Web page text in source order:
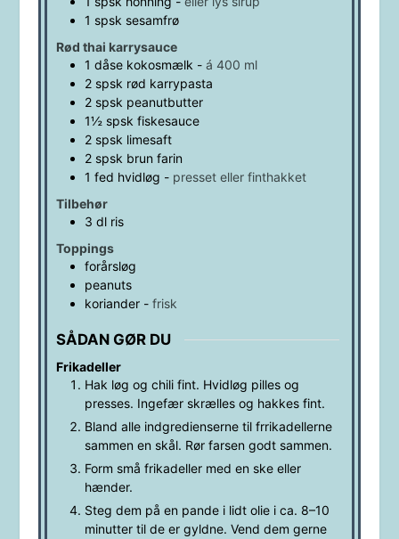
1 spsk sesamfrø
Rød thai karrysauce
1 dåse kokosmælk - á 400 ml
2 spsk rød karrypasta
2 spsk peanutbutter
1½ spsk fiskesauce
2 spsk limesaft
2 spsk brun farin
1 fed hvidløg - presset eller finthakket
Tilbehør
3 dl ris
Toppings
forårsløg
peanuts
koriander- frisk
SÅDAN GØR DU
Frikadeller
Hak løg og chili fint. Hvidløg pilles og
presses. Ingefær skrælles og hakkes fint.
Bland alle indgredienserne til frrikadellerne
sammen en skål. Rør farsen godt sammen.
Form små frikadeller med en ske eller
hænder.
Steg dem på en pande i lidt olie i ca. 8–10
minutter til de er gyldne. Vend dem gerne